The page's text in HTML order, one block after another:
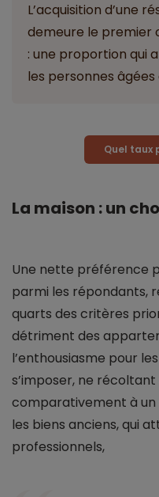
L’acquisition d’une
demeure le premier
: une proportion qui
les personnes âgées
Quel taux
La maison : un
Une nette préférence
parmi les répondants,
quarts des critères
détriment des
l’enthousiasme pour
s’imposer, ne récoltant
comparativement à
les biens anciens, qui
professionnels,